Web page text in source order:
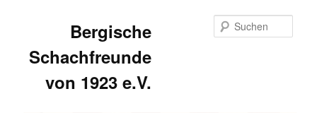
Bergische
Schachfreunde
von 1923 e.V.